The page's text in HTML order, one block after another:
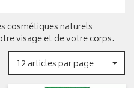
cosmétiques naturels
visage et de votre corps.
12 articles par page